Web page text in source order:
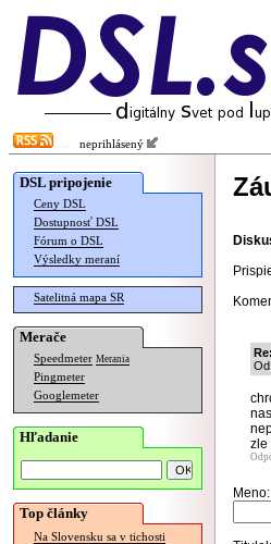
neprihlásený
DSL pripojenie
Ceny DSL
Dostupnosť DSL
Fórum o DSL
Výsledky meraní
Satelitná mapa SR
Merače
Speedmeter Merania
Pingmeter
Googlemeter
Hľadanie
Top články
Na Slovensku sa v tichosti
zle
Meno: